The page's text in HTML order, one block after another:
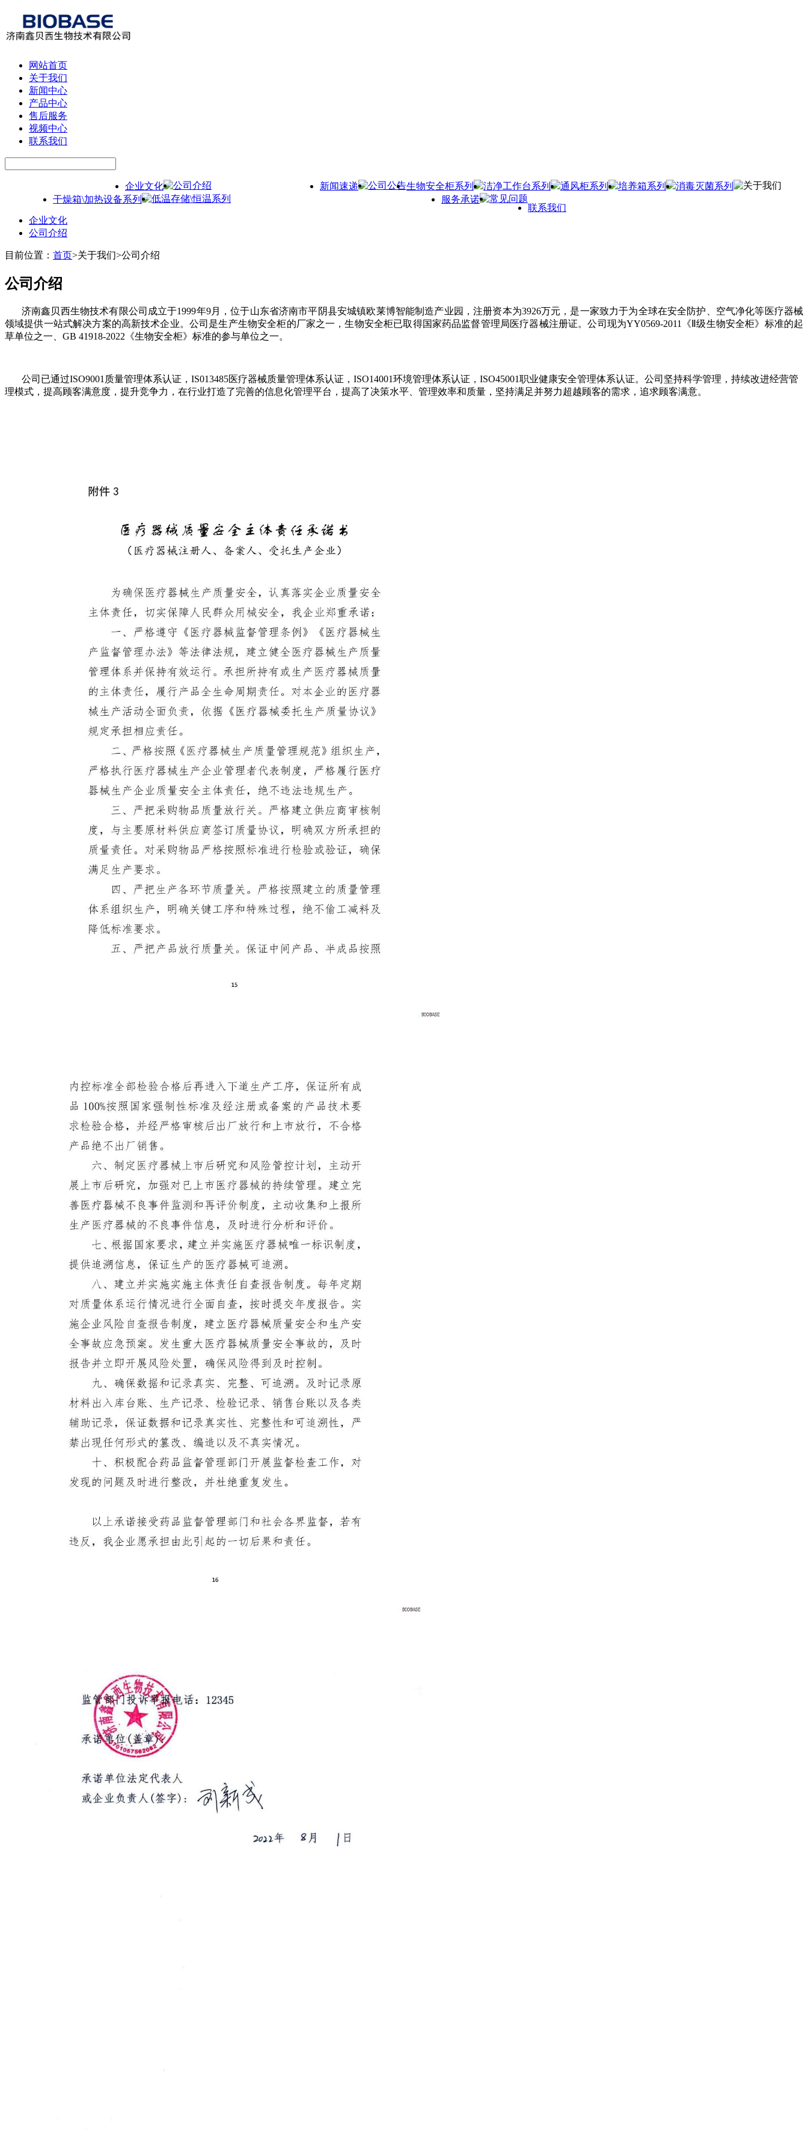
网站首页
关于我们
新闻中心
产品中心
售后服务
视频中心
联系我们
企业文化 公司介绍 新闻速递 公司公告生物安全柜系列 洁净工作台系列 通风柜系列 培养箱系列
消毒灭菌系列
干燥箱\加热设备系列
低温存储\恒温系列 服务承诺 常见问题
关于我们
联系我们
企业文化
公司介绍
目前位置： 首页>关于我们>公司介绍
公司介绍
济南鑫贝西生物技术有限公司成立于1999年9月，位于山东省济南市平阴县安城镇欧莱博智能制造产业园，注册资本为3926万元，是一家致力于为全球在安全防护、空气净化等医疗器械
领域提供一站式解决方案的高新技术企业。公司是生产生物安全柜的厂家之一，生物安全柜已取得国家药品监督管理局医疗器械注册证。公司现为YY0569-2011《Ⅱ级生物安全柜》标准的起
草单位之一、GB 41918-2022《生物安全柜》标准的参与单位之一。
公司已通过ISO9001质量管理体系认证，IS013485医疗器械质量管理体系认证，ISO14001环境管理体系认证，ISO45001职业健康安全管理体系认证。公司坚持科学管理，持续改进经营管
理模式，提高顾客满意度，提升竞争力，在行业打造了完善的信息化管理平台，提高了决策水平、管理效率和质量，坚持满足并努力超越顾客的需求，追求顾客满意。